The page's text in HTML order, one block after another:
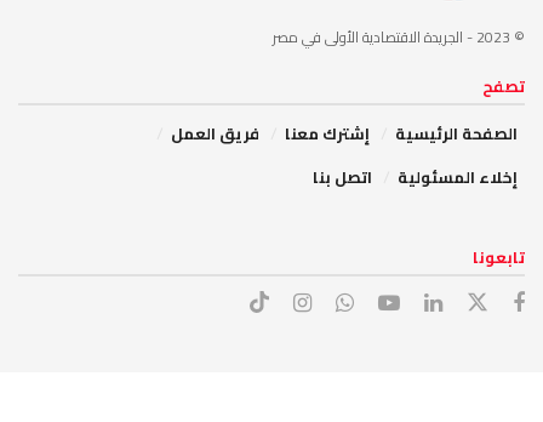
© 2023 - الجريدة الاقتصادية الأولى في مصر
تصفح
الصفحة الرئيسية
إشترك معنا
فريق العمل
إخلاء المسئولية
اتصل بنا
تابعونا